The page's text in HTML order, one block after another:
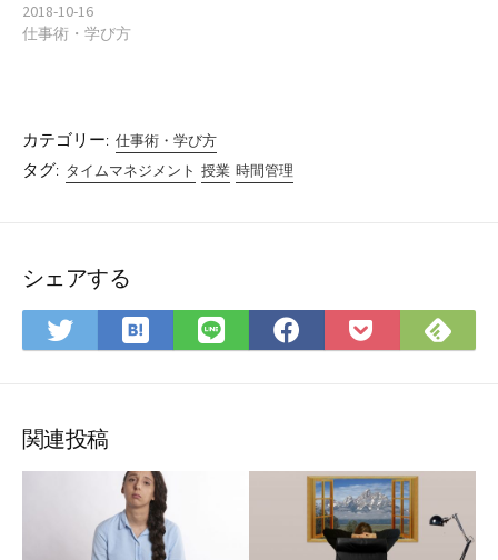
2018-10-16
仕事術・学び方
カテゴリー: 仕事術・学び方
タグ: タイムマネジメント 授業 時間管理
シェアする
Twitter
で
ア
は
て
マ
ー
ク
LINE
で
Facebook
で
Pocket
に
で
関連投稿